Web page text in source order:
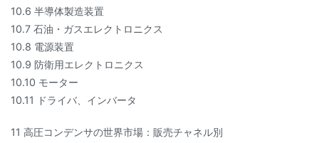
10.6 半導体製造装置
10.7 石油・ガスエレクトロニクス
10.8 電源装置
10.9 防衛用エレクトロニクス
10.10 モーター
10.11 ドライバ、インバータ
11 高圧コンデンサの世界市場：販売チャネル別